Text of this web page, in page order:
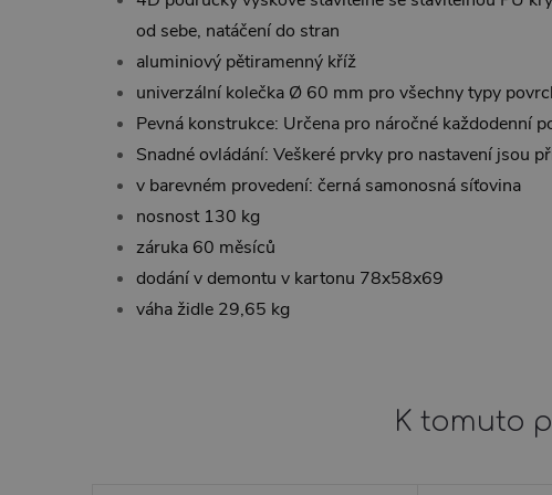
od sebe, natáčení do stran
aluminiový pětiramenný kříž
univerzální kolečka Ø 60 mm pro všechny typy
Pevná konstrukce: Určena pro náročné každodenní
Snadné ovládání: Veškeré prvky pro nastavení jsou
v barevném provedení: černá samonosná síťovina
nosnost 130 kg
záruka 60 měsíců
dodání v demontu v kartonu 78x58x69
váha židle 29,65 kg
K tomuto